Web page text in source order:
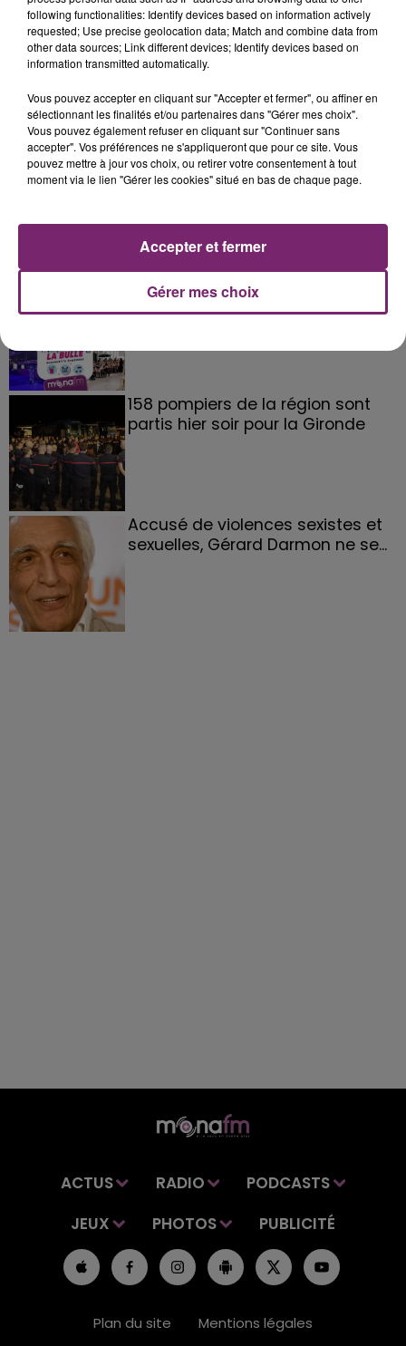
La Bulle - Guinguette éphémère
de Frelinghien !
158 pompiers de la région sont
partis hier soir pour la Gironde
Accusé de violences sexistes et
sexuelles, Gérard Darmon ne se...
ACTUS RADIO
PODCASTS
JEUX
PHOTOS PUBLICITÉ
Plan du site Mentions légales
following functionalities: Identify devices based on information actively
requested; Use precise geolocation data; Match and combine data from
other data sources; Link different devices; Identify devices based on
information transmitted automatically.
Vous pouvez accepter en cliquant sur "Accepter et fermer", ou affiner en
sélectionnant les finalités et/ou partenaires dans "Gérer mes choix".
Vous pouvez également refuser en cliquant sur "Continuer sans
accepter". Vos préférences ne s'appliqueront que pour ce site. Vous
pouvez mettre à jour vos choix, ou retirer votre consentement à tout
moment via le lien "Gérer les cookies" situé en bas de chaque page.
Gérer mes choix
Accepter et fermer